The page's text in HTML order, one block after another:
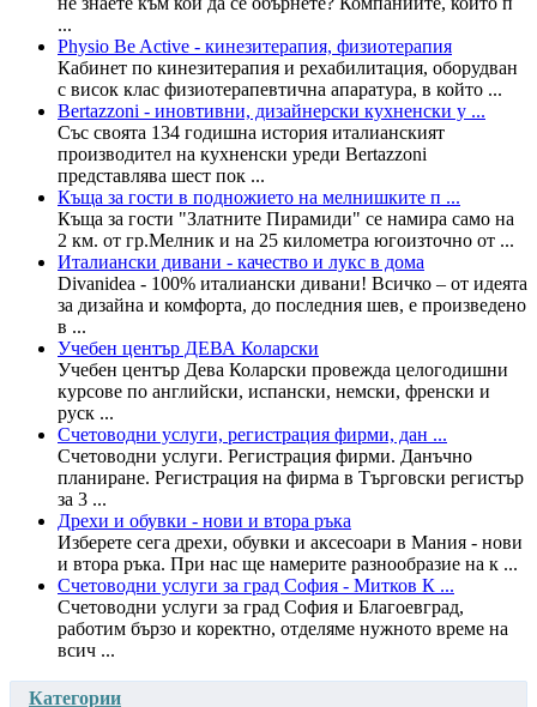
...
Physio Be Active - кинезитерапия, физиотерапия
Кабинет по кинезитерапия и рехабилитация, оборудван
с висок клас физиотерапевтична апаратура, в който ...
Bertazzoni - иновтивни, дизайнерски кухненски у ...
Със своята 134 годишна история италианският
производител на кухненски уреди Bertazzoni
представлява шест пок ...
Къща за гости в подножието на мелнишките п ...
Къща за гости "Златните Пирамиди" се намира само на
2 км. от гр.Мелник и на 25 километра югоизточно от ...
Италиански дивани - качество и лукс в дома
Divanidea - 100% италиански дивани! Всичко – от идеята
за дизайна и комфорта, до последния шев, е произведено
в ...
Учебен център ДЕВА Коларски
Учебен център Дева Коларски провежда целогодишни
курсове по английски, испански, немски, френски и
руск ...
Счетоводни услуги, регистрация фирми, дан ...
Счетоводни услуги. Регистрация фирми. Данъчно
планиране. Регистрация на фирма в Търговски регистър
за 3 ...
Дрехи и обувки - нови и втора ръка
Изберете сега дрехи, обувки и аксесоари в Мания - нови
и втора ръка. При нас ще намерите разнообразие на к ...
Счетоводни услуги за град София - Митков К ...
Счетоводни услуги за град София и Благоевград,
работим бързо и коректно, отделяме нужното време на
всич ...
Категории